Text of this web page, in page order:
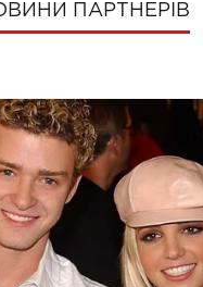
ПАРТНЕРІВ